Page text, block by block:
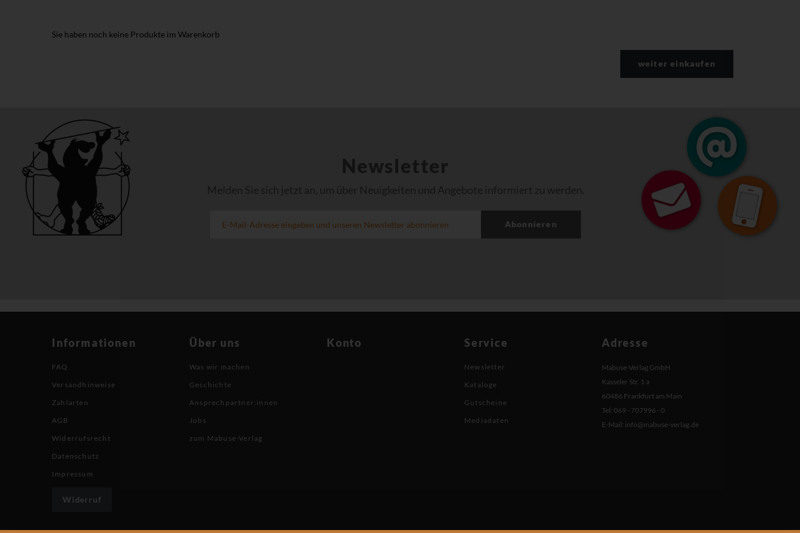
Sie haben noch keine Produkte im Warenkorb
weiter einkaufen
Newsletter
Melden Sie sich jetzt an, um über Neuigkeiten und Angebote informiert zu werden.
Abonnieren
Informationen
FAQ
Versandhinweise
Zahlarten
AGB
Widerrufsrecht
Datenschutz
Impressum
Widerruf
Über uns
Was wir machen
Geschichte
Ansprechpartner:innen
Jobs
zum Mabuse-Verlag
Konto Service
Newsletter
Kataloge
Gutscheine
Mediadaten
Adresse
Mabuse-Verlag GmbH
Kasseler Str. 1 a
60486 Frankfurt am Main
Tel: 069 - 707996 - 0
E-Mail: info@mabuse-verlag.de